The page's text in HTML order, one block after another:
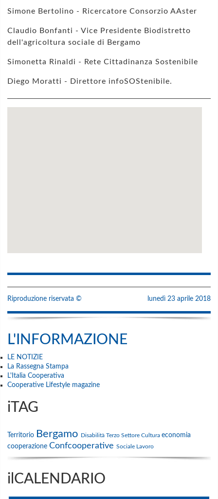
Simone Bertolino - Ricercatore Consorzio AAster
Claudio Bonfanti - Vice Presidente Biodistretto
dell'agricoltura sociale di Bergamo
Simonetta Rinaldi - Rete Cittadinanza Sostenibile
Diego Moratti - Direttore infoSOStenibile.
Riproduzione riservata © lunedì 23 aprile 2018
L'INFORMAZIONE
LE NOTIZIE
La Rassegna Stampa
L'Italia Cooperativa
Cooperative Lifestyle magazine
iTAG
Territorio Bergamo Disabilità Terzo Settore Cultura economia
cooperazione Confcooperative Sociale Lavoro
ilCALENDARIO